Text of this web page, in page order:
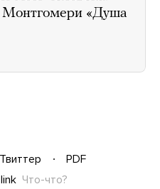
«Душа
Твиттер
PDF
Что-что?